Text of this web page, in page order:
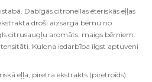
Dabīgās citronellas ēteriskās eļļas
droši aizsargā bērnu no
citrusaugļu aromāts, maigs bērniem.
Kulona iedarbība ilgst aptuveni
eļļa, piretra ekstrakts (piretroīds).